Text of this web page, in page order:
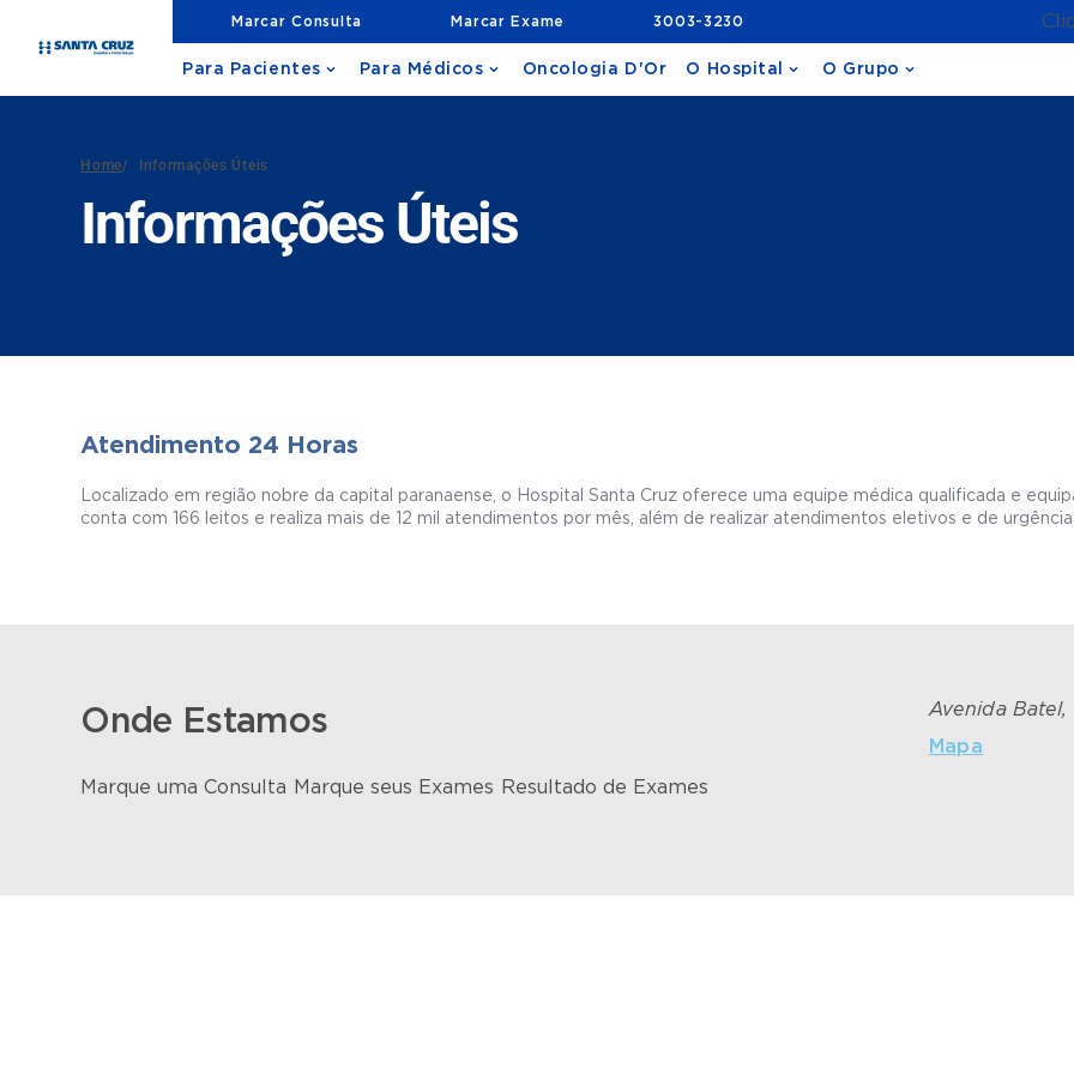
Marcar Consulta Marcar Exame 3003-3230
Para Pacientes Para Médicos Oncologia D'Or O Hospital O Grupo
Home/ Informações Úteis
Informações Úteis
Atendimento 24 Horas
Localizado em região nobre da capital paranaense, o Hospital Santa Cruz oferece uma equipe médica qualificada e
conta com 166 leitos e realiza mais de 12 mil atendimentos por mês, além de realizar atendimentos eletivos e de
Onde Estamos
Avenida
Mapa
Marque uma Consulta Marque seus Exames Resultado de Exames